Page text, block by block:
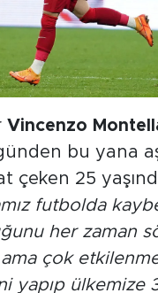
Vincenzo
bu yana
çeken 25
futbolda
her zaman
çok
yapıp ülkemize